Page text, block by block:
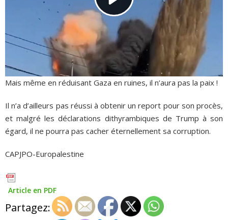
Mais même en réduisant Gaza en ruines, il n’aura pas la paix !
Il n’a d’ailleurs pas réussi à obtenir un report pour son procès,
et malgré les déclarations dithyrambiques de Trump à son
égard, il ne pourra pas cacher éternellement sa corruption.
CAPJPO-Europalestine
Article en PDF
Partagez: